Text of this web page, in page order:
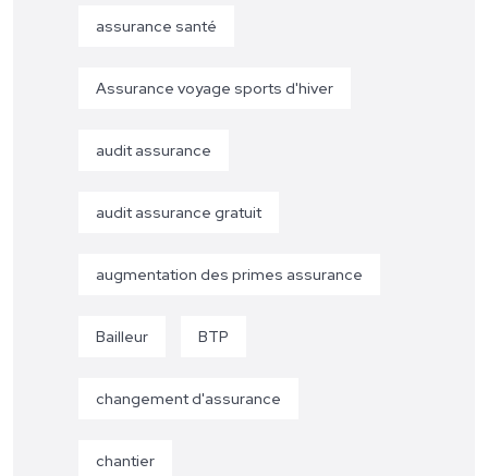
assurance santé
Assurance voyage sports d'hiver
audit assurance
audit assurance gratuit
augmentation des primes assurance
Bailleur BTP
changement d'assurance
chantier